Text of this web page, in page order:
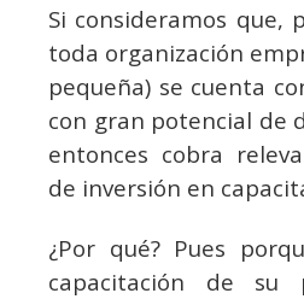
Si consideramos que,
toda organización
pequeña) se cuenta
con gran potencial de
entonces cobra
de inversión en
¿Por qué? Pues
capacitación de su